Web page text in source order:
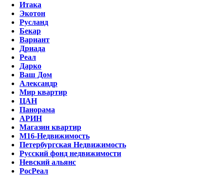
Итака
Экотон
Русланд
Бекар
Вариант
Дриада
Реал
Дарко
Ваш Дом
Александр
Мир квартир
ЦАН
Панорама
АРИН
Магазин квартир
М16-Недвижимость
Петербургская Недвижимость
Русский фонд недвижимости
Невский альянс
РосРеал